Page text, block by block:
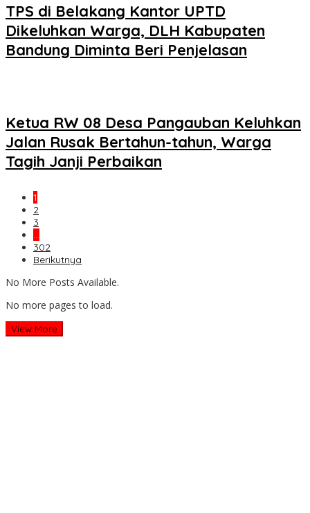
TPS di Belakang Kantor UPTD
Dikeluhkan Warga, DLH Kabupaten
Bandung Diminta Beri Penjelasan
Ketua RW 08 Desa Pangauban Keluhkan
Jalan Rusak Bertahun-tahun, Warga
Tagih Janji Perbaikan
1
2
3
…
302
Berikutnya
No More Posts Available.
No more pages to load.
View More